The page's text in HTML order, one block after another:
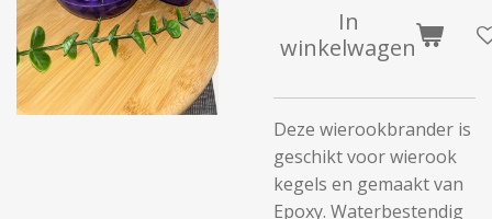
In
winkelwagen
Deze wierookbrander is
geschikt voor wierook
kegels en gemaakt van
Epoxy. Waterbestendig